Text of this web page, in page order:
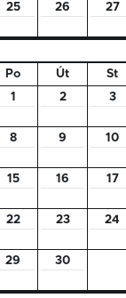
25 26 27
Po Út St
1
2 3
8 9 10
15 16 17
22 23 24
29 30